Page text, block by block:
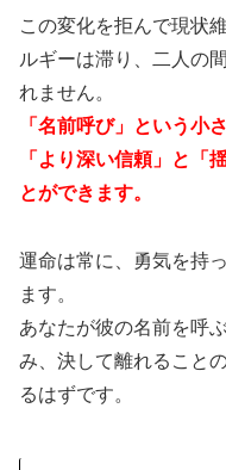
この変化を拒んで現状
ルギーは滞り、二人の
れません。
「名前呼び」という小
「より深い信頼」と「
とができます。
運命は常に、勇気を持
ます。
あなたが彼の名前を呼
み、決して離れること
るはずです。